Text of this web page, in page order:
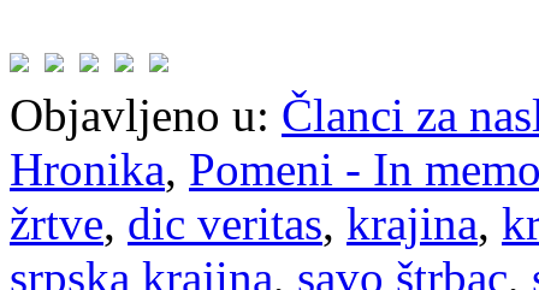
Objavljeno u: Članci za
Hronika, Pomeni - In
žrtve, dic veritas, krajina,
srpska krajina, savo štrbac,